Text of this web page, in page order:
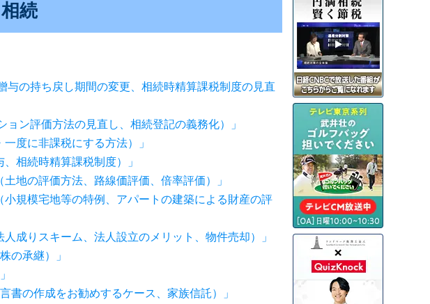
続
の持ち戻し期間の変更、相続時精算課税制度の見直
ン評価方法の見直し、相続登記の義務化）」
度に非課税にする方法）」
相続時精算課税制度）」
地の評価方法、路線価評価、倍率評価）」
規模宅地等の特例、アパートの建築による財産の評
成りスキーム、法人設立のメリット、物件売却）」
の承継）」
書の作成をお勧めするケース、家族信託）」